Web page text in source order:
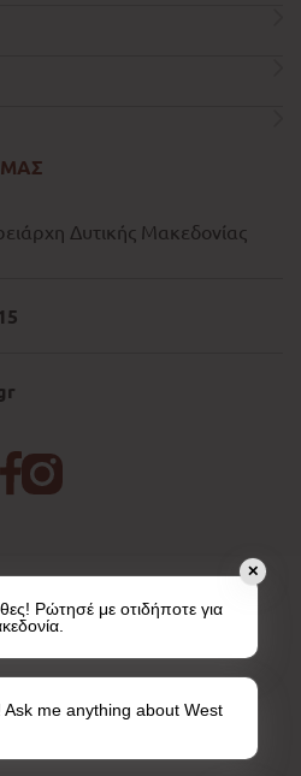
ΜΑΣ
Δυτικής Μακεδονίας
Reserved. Created by PAVLA SA
✕
Ρώτησέ με οτιδήποτε για
Ask me anything about West